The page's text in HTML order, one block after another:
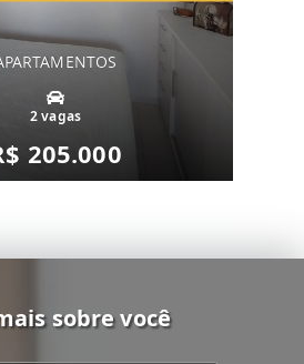
2 vagas
205.000
sobre você